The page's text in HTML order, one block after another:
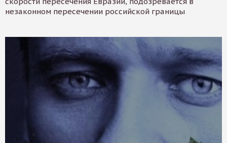
незаконном пересечении российской границы